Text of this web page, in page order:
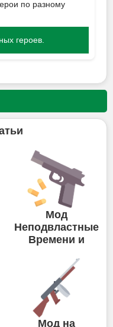
по разному
героев.
Мод
Неподвластные
Времени и
Мод на